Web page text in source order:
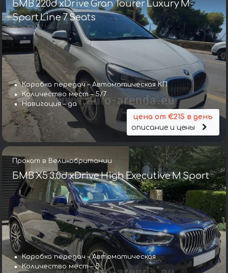
БМВ 220d xDrive Gran Tourer Luxury M-
Sport Line 7 Seats
Коробка передач – Автоматическая КП
Количество мест – 5/7
Навигация – да
цена от €215 в день
описание и цены
Прокат в Великобритании
БМВ X5 3.0d xDrive High Executive M Sport
Коробка передач – Автоматическая
Количество мест – 5